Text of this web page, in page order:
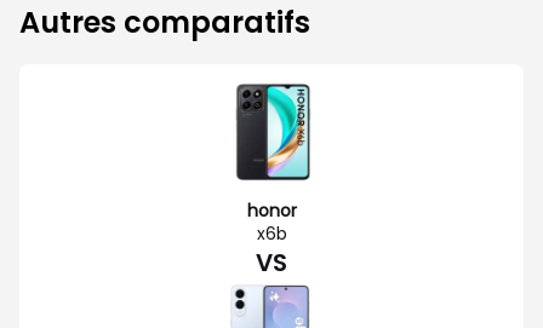
Autres comparatifs
honor
x6b
VS